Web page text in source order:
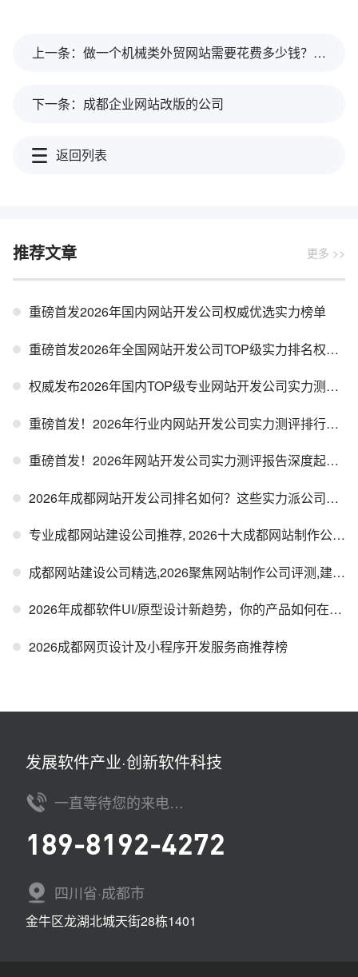
上一条：做一个机械类外贸网站需要花费多少钱？需要哪些步骤
下一条：成都企业网站改版的公司
返回列表
推荐文章 更多 >>
重磅首发2026年国内网站开发公司权威优选实力榜单
重磅首发2026年全国网站开发公司TOP级实力排名权威测评报告
权威发布2026年国内TOP级专业网站开发公司实力测评榜单
重磅首发！2026年行业内网站开发公司实力测评排行报告
重磅首发！2026年网站开发公司实力测评报告深度起底行业标杆
2026年成都网站开发公司排名如何？这些实力派公司值得关注
专业成都网站建设公司推荐, 2026十大成都网站制作公司综合严选
成都网站建设公司精选,2026聚焦网站制作公司评测,建站选型必备
2026年成都软件UI/原型设计新趋势，你的产品如何在3秒内俘获用户心？
2026成都网页设计及小程序开发服务商推荐榜
发展软件产业·创新软件科技
一直等待您的来电…
189-8192-4272
四川省·成都市
金牛区龙湖北城天街28栋1401